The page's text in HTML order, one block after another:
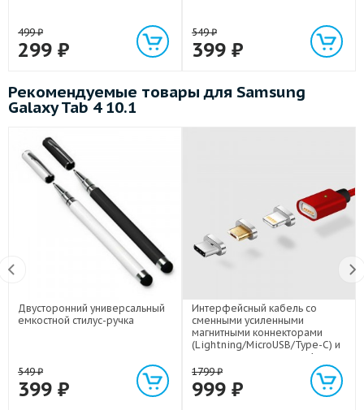
499₽
299 ₽
549₽
399 ₽
Рекомендуемые товары для Samsung
Galaxy Tab 4 10.1
Двусторонний универсальный
емкостной стилус-ручка
549₽
399 ₽
Интерфейсный кабель со
сменными усиленными
магнитными коннекторами
(Lightning/MicroUSB/Type-C) и
световым индикатором 1м
1799₽
999 ₽